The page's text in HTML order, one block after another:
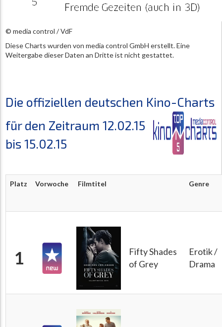
© media control / VdF
Diese Charts wurden von media control GmbH erstellt. Eine
Weitergabe dieser Daten an Dritte ist nicht gestattet.
Die offiziellen deutschen Kino-Charts
für den Zeitraum 12.02.15
bis 15.02.15
Platz Vorwoche Filmtitel Genre
1
Fifty Shades
of Grey
Erotik /
Drama